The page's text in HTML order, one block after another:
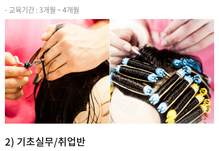
- 교육기간 : 3개월 ~ 4개월
2) 기초실무/취업반